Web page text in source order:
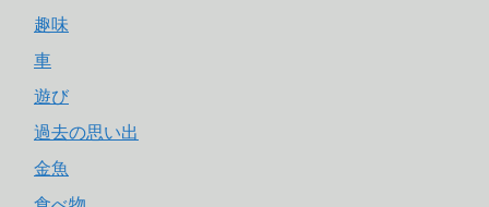
趣味
車
遊び
過去の思い出
金魚